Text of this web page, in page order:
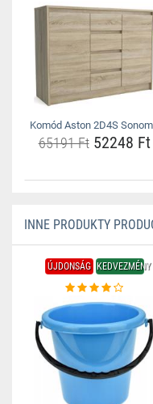
Komód Aston 2D4S
65191 Ft52248 Ft
INNE PRODUKTY
ÚJDONSÁG KEDVEZMÉNY